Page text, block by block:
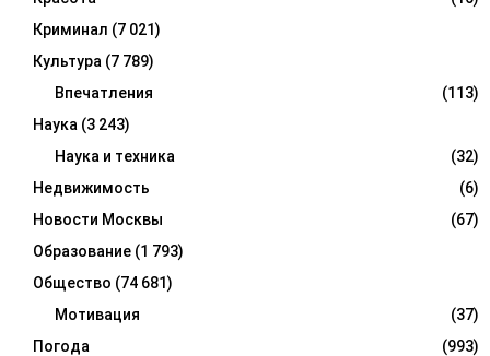
Криминал (7 021)
Культура (7 789)
Впечатления
(113)
Наука (3 243)
Наука и техника
(32)
Недвижимость
(6)
Новости Москвы
(67)
Образование (1 793)
Общество (74 681)
Мотивация
(37)
Погода
(993)